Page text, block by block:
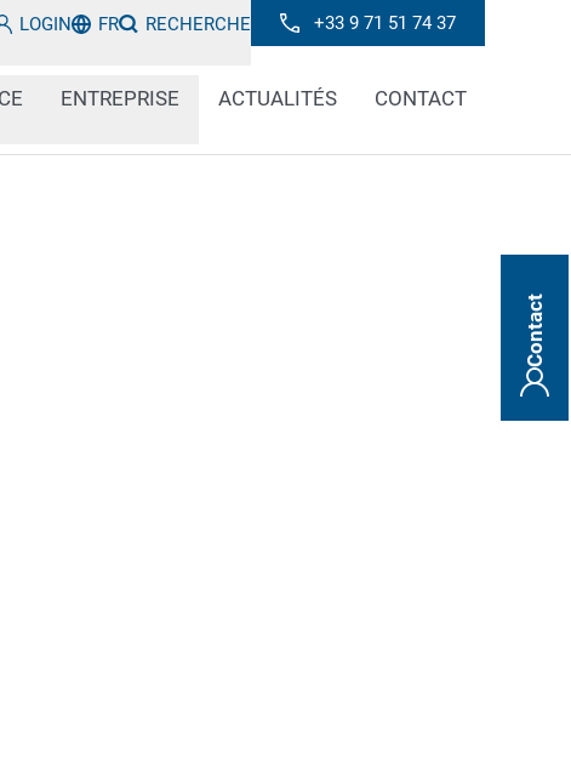
LOGIN FR RECHERCHE +33 9 71 51 74 37
ENTREPRISE ACTUALITÉS CONTACT
Contact